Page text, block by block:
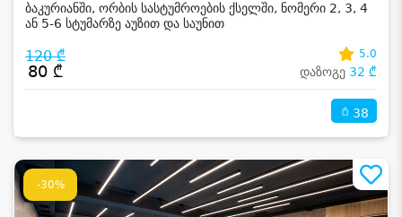
ბაკურიანში, ორბის სასტუმროების ქსელში, ნომერი 2, 3, 4
ან 5-6 სტუმარზე აუზით და საუნით
120 ₾
80 ₾
5.0
დაზოგე 32 ₾
38
-30%